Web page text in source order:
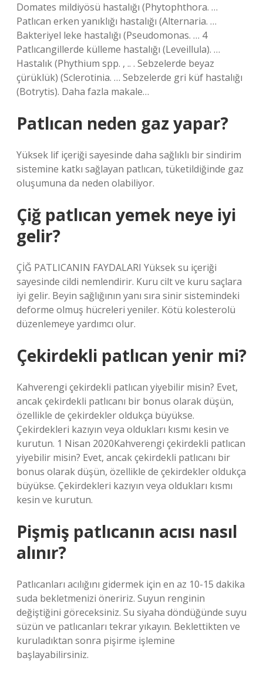
Domates mildiyösü hastalığı (Phytophthora. …
Patlıcan erken yanıklığı hastalığı (Alternaria. …
Bakteriyel leke hastalığı (Pseudomonas. … 4
Patlıcangillerde külleme hastalığı (Leveillula). …
Hastalık (Phythium spp. , .. . Sebzelerde beyaz
çürüklük) (Sclerotinia. … Sebzelerde gri küf hastalığı
(Botrytis). Daha fazla makale…
Patlıcan neden gaz yapar?
Yüksek lif içeriği sayesinde daha sağlıklı bir sindirim
sistemine katkı sağlayan patlıcan, tüketildiğinde gaz
oluşumuna da neden olabiliyor.
Çiğ patlıcan yemek neye iyi
gelir?
ÇİĞ PATLICANIN FAYDALARI Yüksek su içeriği
sayesinde cildi nemlendirir. Kuru cilt ve kuru saçlara
iyi gelir. Beyin sağlığının yanı sıra sinir sistemindeki
deforme olmuş hücreleri yeniler. Kötü kolesterolü
düzenlemeye yardımcı olur.
Çekirdekli patlıcan yenir mi?
Kahverengi çekirdekli patlıcan yiyebilir misin? Evet,
ancak çekirdekli patlıcanı bir bonus olarak düşün,
özellikle de çekirdekler oldukça büyükse.
Çekirdekleri kazıyın veya oldukları kısmı kesin ve
kurutun. 1 Nisan 2020Kahverengi çekirdekli patlıcan
yiyebilir misin? Evet, ancak çekirdekli patlıcanı bir
bonus olarak düşün, özellikle de çekirdekler oldukça
büyükse. Çekirdekleri kazıyın veya oldukları kısmı
kesin ve kurutun.
Pişmiş patlıcanın acısı nasıl
alınır?
Patlıcanları acılığını gidermek için en az 10-15 dakika
suda bekletmenizi öneririz. Suyun renginin
değiştiğini göreceksiniz. Su siyaha döndüğünde suyu
süzün ve patlıcanları tekrar yıkayın. Beklettikten ve
kuruladıktan sonra pişirme işlemine
başlayabilirsiniz.